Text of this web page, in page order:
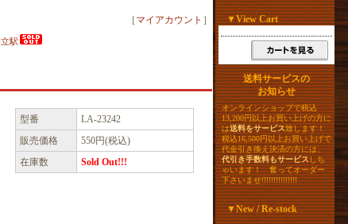
［ マイアカウント ］
駅
型番
LA-23242
販売価格
550円(税込)
在庫数
Sold Out!!!
▼View Cart
送料サービスの
お知らせ
オンラインショップで税込
13,200円以上お買い上げの方に
は送料をサービス致します！
税込16,500円以上お買い上げで
代金引き換え決済の方には、
代引き手数料もサービスしち
ゃいます！ 奮ってオーダー
下さいませ!!!!!!!!!!!!!!!
▼New / Re-stock